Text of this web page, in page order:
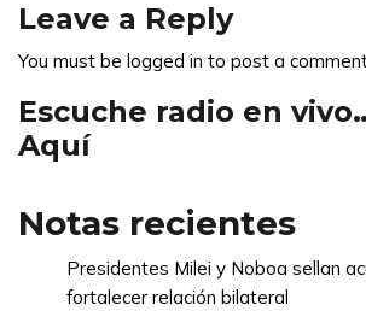
Leave a Reply
You must be logged in to post a
Escuche radio en
Aquí
Notas recientes
Presidentes Milei y Noboa sellan
fortalecer relación bilateral